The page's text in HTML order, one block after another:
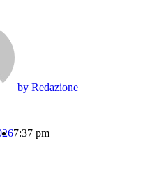
by Redazione
7:37 pm